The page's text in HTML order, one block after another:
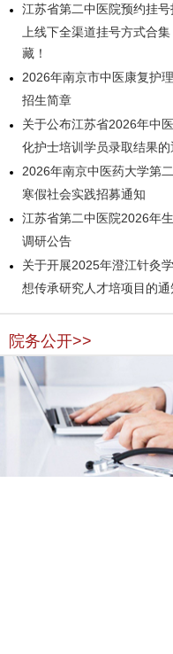
江苏省第二中医院预约挂
上线下全渠道挂号方式合
藏！
2026年南京市中医康复护
招生简章
关于公布江苏省2026年中
化护士培训学员录取结果的
2026年南京中医药大学第
寒假社会实践招募通知
江苏省第二中医院2026年
调研公告
关于开展2025年澄江针灸
想传承研究人才培项目的通
院务公开>>